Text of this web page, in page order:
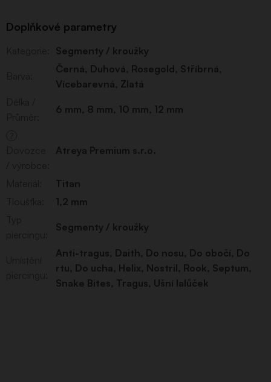
Doplňkové parametry
Segmenty / kroužky
Černá, Duhová, Rosegold, Stříbrná,
Vícebarevná, Zlatá
6 mm, 8 mm, 10 mm, 12 mm
Atreya Premium s.r.o.
Titan
1,2 mm
Segmenty / kroužky
Anti-tragus, Daith, Do nosu, Do obočí, Do
rtu, Do ucha, Helix, Nostril, Rook, Septum,
Snake Bites, Tragus, Ušní lalůček